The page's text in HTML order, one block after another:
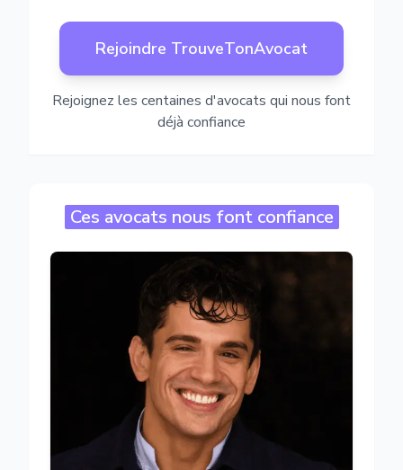
Rejoindre TrouveTonAvocat
Rejoignez les centaines d'avocats qui nous font
déjà confiance
Ces avocats nous font confiance